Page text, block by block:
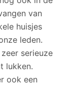
van
huisjes
leden.
serieuze
lukken.
ook een